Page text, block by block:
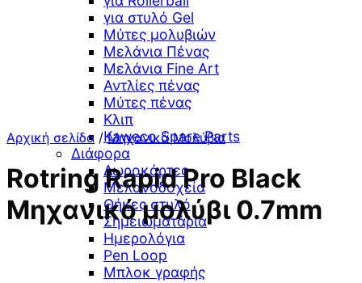
για στυλό Gel
Μύτες μολυβιών
Μελάνια Πένας
Μελάνια Fine Art
Αντλίες πένας
Μύτες πένας
Κλιπ
Kaweco Spare Parts
Διάφορα
Δωροκάρτες
Μελανοδοχεία
Θήκες στυλό
Σημειωματάρια
Ημερολόγια
Pen Loop
Μπλοκ γραφής
Αρχική σελίδα / Μηχανικά Μολύβια
Rotring Rapid Pro Black
Μηχανικό μολύβι 0.7mm